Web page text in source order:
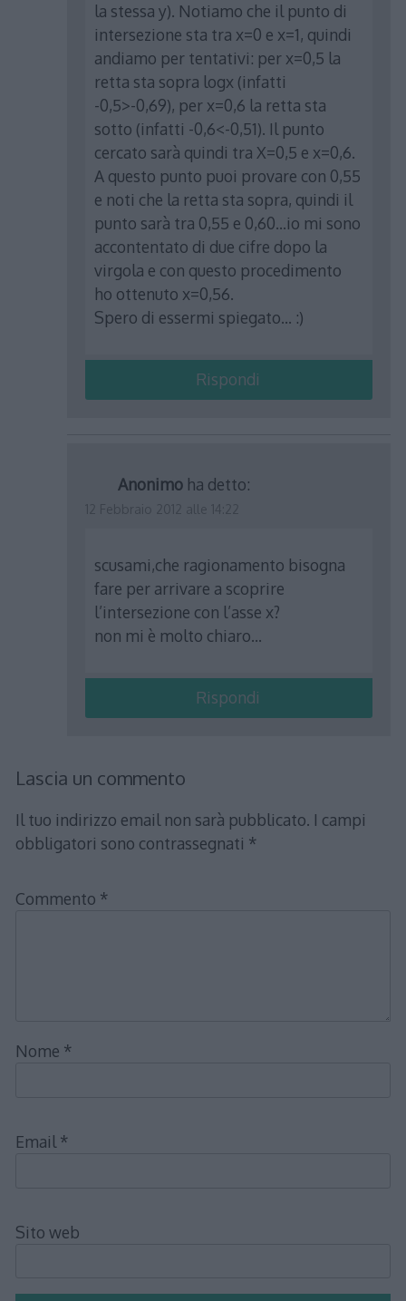
la stessa y). Notiamo che il punto di
intersezione sta tra x=0 e x=1, quindi
andiamo per tentativi: per x=0,5 la
retta sta sopra logx (infatti
-0,5>-0,69), per x=0,6 la retta sta
sotto (infatti -0,6<-0,51). Il punto
cercato sarà quindi tra X=0,5 e x=0,6.
A questo punto puoi provare con 0,55
e noti che la retta sta sopra, quindi il
punto sarà tra 0,55 e 0,60…io mi sono
accontentato di due cifre dopo la
virgola e con questo procedimento
ho ottenuto x=0,56.
Spero di essermi spiegato… :)
Rispondi
Anonimo ha detto:
scusami,che ragionamento bisogna
fare per arrivare a scoprire
l’intersezione con l’asse x?
non mi è molto chiaro…
Rispondi
Lascia un commento
Il tuo indirizzo email non sarà pubblicato. I campi
obbligatori sono contrassegnati *
Commento *
Nome *
Email *
Sito web